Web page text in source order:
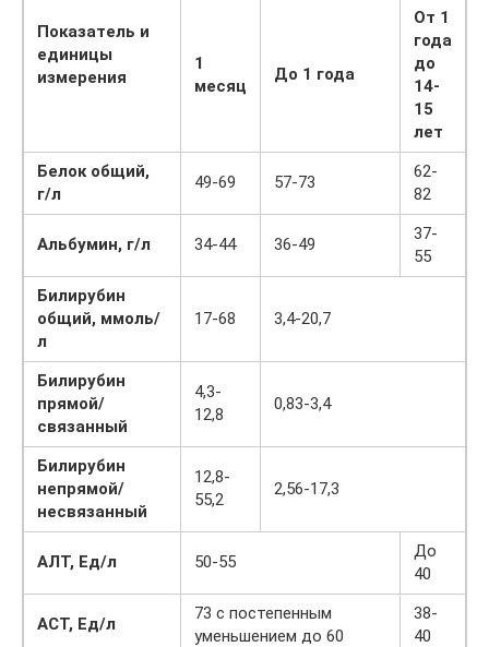
Показатель и
единицы
измерения
1
месяц
До 1 года
От 1
года
до
14-
15
лет
Белок общий,
г/л
49-69 57-73
62-
82
Альбумин, г/л 34-44 36-49
37-
55
Билирубин
общий, ммоль/
л
17-68 3,4-20,7
Билирубин
прямой/
связанный
4,3-
12,8
0,83-3,4
Билирубин
непрямой/
несвязанный
12,8-
55,2
2,56-17,3
АЛТ, Ед/л 50-55
До
40
АСТ, Ед/л
73 с постепенным
уменьшением до 60
38-
40